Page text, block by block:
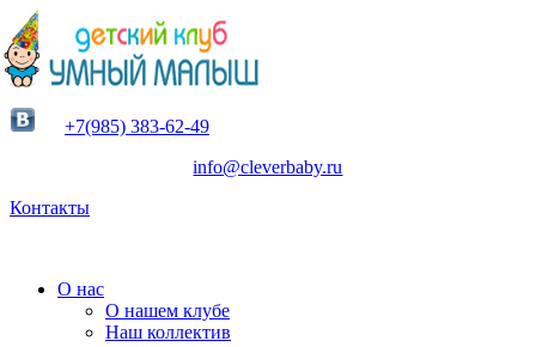
+7(985) 383-62-49
info@cleverbaby.ru
Контакты
О нас
О нашем клубе
Наш коллектив